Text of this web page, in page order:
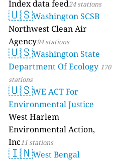
Index data feed24 stations
🇺🇸Washington SCSB
Northwest Clean Air
Agency94 stations
🇺🇸Washington State
Department Of Ecology 170
stations
🇺🇸WE ACT For
Environmental Justice
West Harlem
Environmental Action,
Inc11 stations
🇮🇳West Bengal